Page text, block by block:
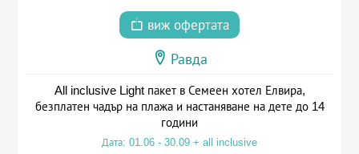
виж офертата
Равда
All inclusive Light пакет в Семеен хотел Елвира,
безплатен чадър на плажа и настаняване на дете до 14
години
Дата: 01.06 - 30.09 + all inclusive